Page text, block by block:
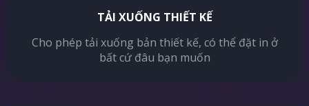
TẢI XUỐNG THIẾT KẾ
Cho phép tải xuống bản thiết kế, có thể đặt in ở
bất cứ đâu bạn muốn